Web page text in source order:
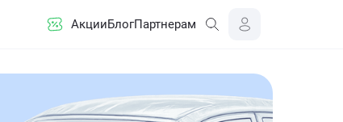
АкцииБлогПартнерам